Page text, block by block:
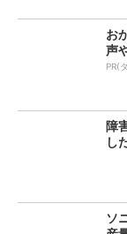
お
声
PR(
障
し
ソ